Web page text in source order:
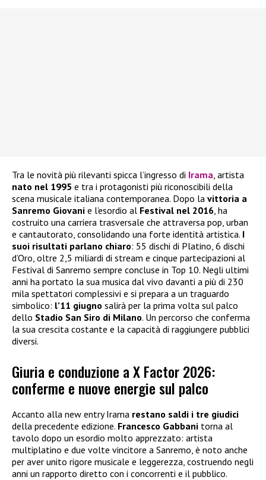
Tra le novità più rilevanti spicca l’ingresso di Irama, artista
nato nel 1995 e tra i protagonisti più riconoscibili della
scena musicale italiana contemporanea. Dopo la vittoria a
Sanremo Giovani e l’esordio al Festival nel 2016, ha
costruito una carriera trasversale che attraversa pop, urban
e cantautorato, consolidando una forte identità artistica. I
suoi risultati parlano chiaro: 55 dischi di Platino, 6 dischi
d’Oro, oltre 2,5 miliardi di stream e cinque partecipazioni al
Festival di Sanremo sempre concluse in Top 10. Negli ultimi
anni ha portato la sua musica dal vivo davanti a più di 230
mila spettatori complessivi e si prepara a un traguardo
simbolico: l’11 giugno salirà per la prima volta sul palco
dello Stadio San Siro di Milano. Un percorso che conferma
la sua crescita costante e la capacità di raggiungere pubblici
diversi.
Giuria e conduzione a X Factor 2026:
conferme e nuove energie sul palco
Accanto alla new entry Irama restano saldi i tre giudici
della precedente edizione. Francesco Gabbani torna al
tavolo dopo un esordio molto apprezzato: artista
multiplatino e due volte vincitore a Sanremo, è noto anche
per aver unito rigore musicale e leggerezza, costruendo negli
anni un rapporto diretto con i concorrenti e il pubblico.